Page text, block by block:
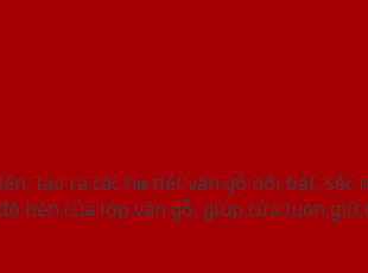
tạo ra các họa tiết vân gỗ nổi bật,
bền của lớp vân gỗ, giúp cửa luôn